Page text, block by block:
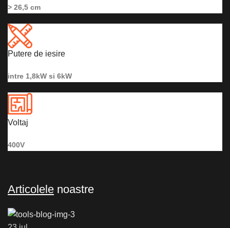
> 26,5 cm
Putere de iesire
intre 1,8kW si 6kW
Voltaj
400V
Articolele noastre